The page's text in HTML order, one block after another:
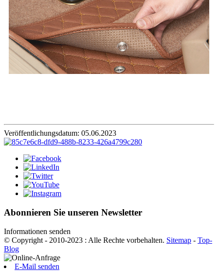
Veröffentlichungsdatum: 05.06.2023
Abonnieren Sie unseren Newsletter
Informationen senden
© Copyright - 2010-2023 : Alle Rechte vorbehalten. Sitemap - Top-
Blog
E-Mail senden